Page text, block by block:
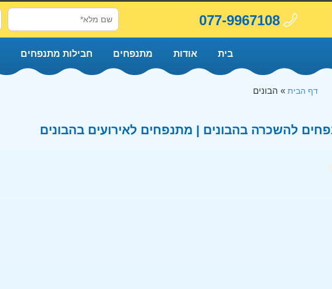
077-9967108
בית אודות מתנפחים חבילות מתנפחים
דף הבית » הבונים
להשכרה בהבונים | מתנפחים לאירועים בהבונים